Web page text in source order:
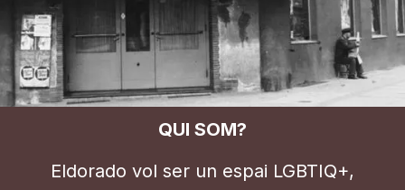
QUI SOM?
Eldorado vol ser un espai LGBTIQ+,